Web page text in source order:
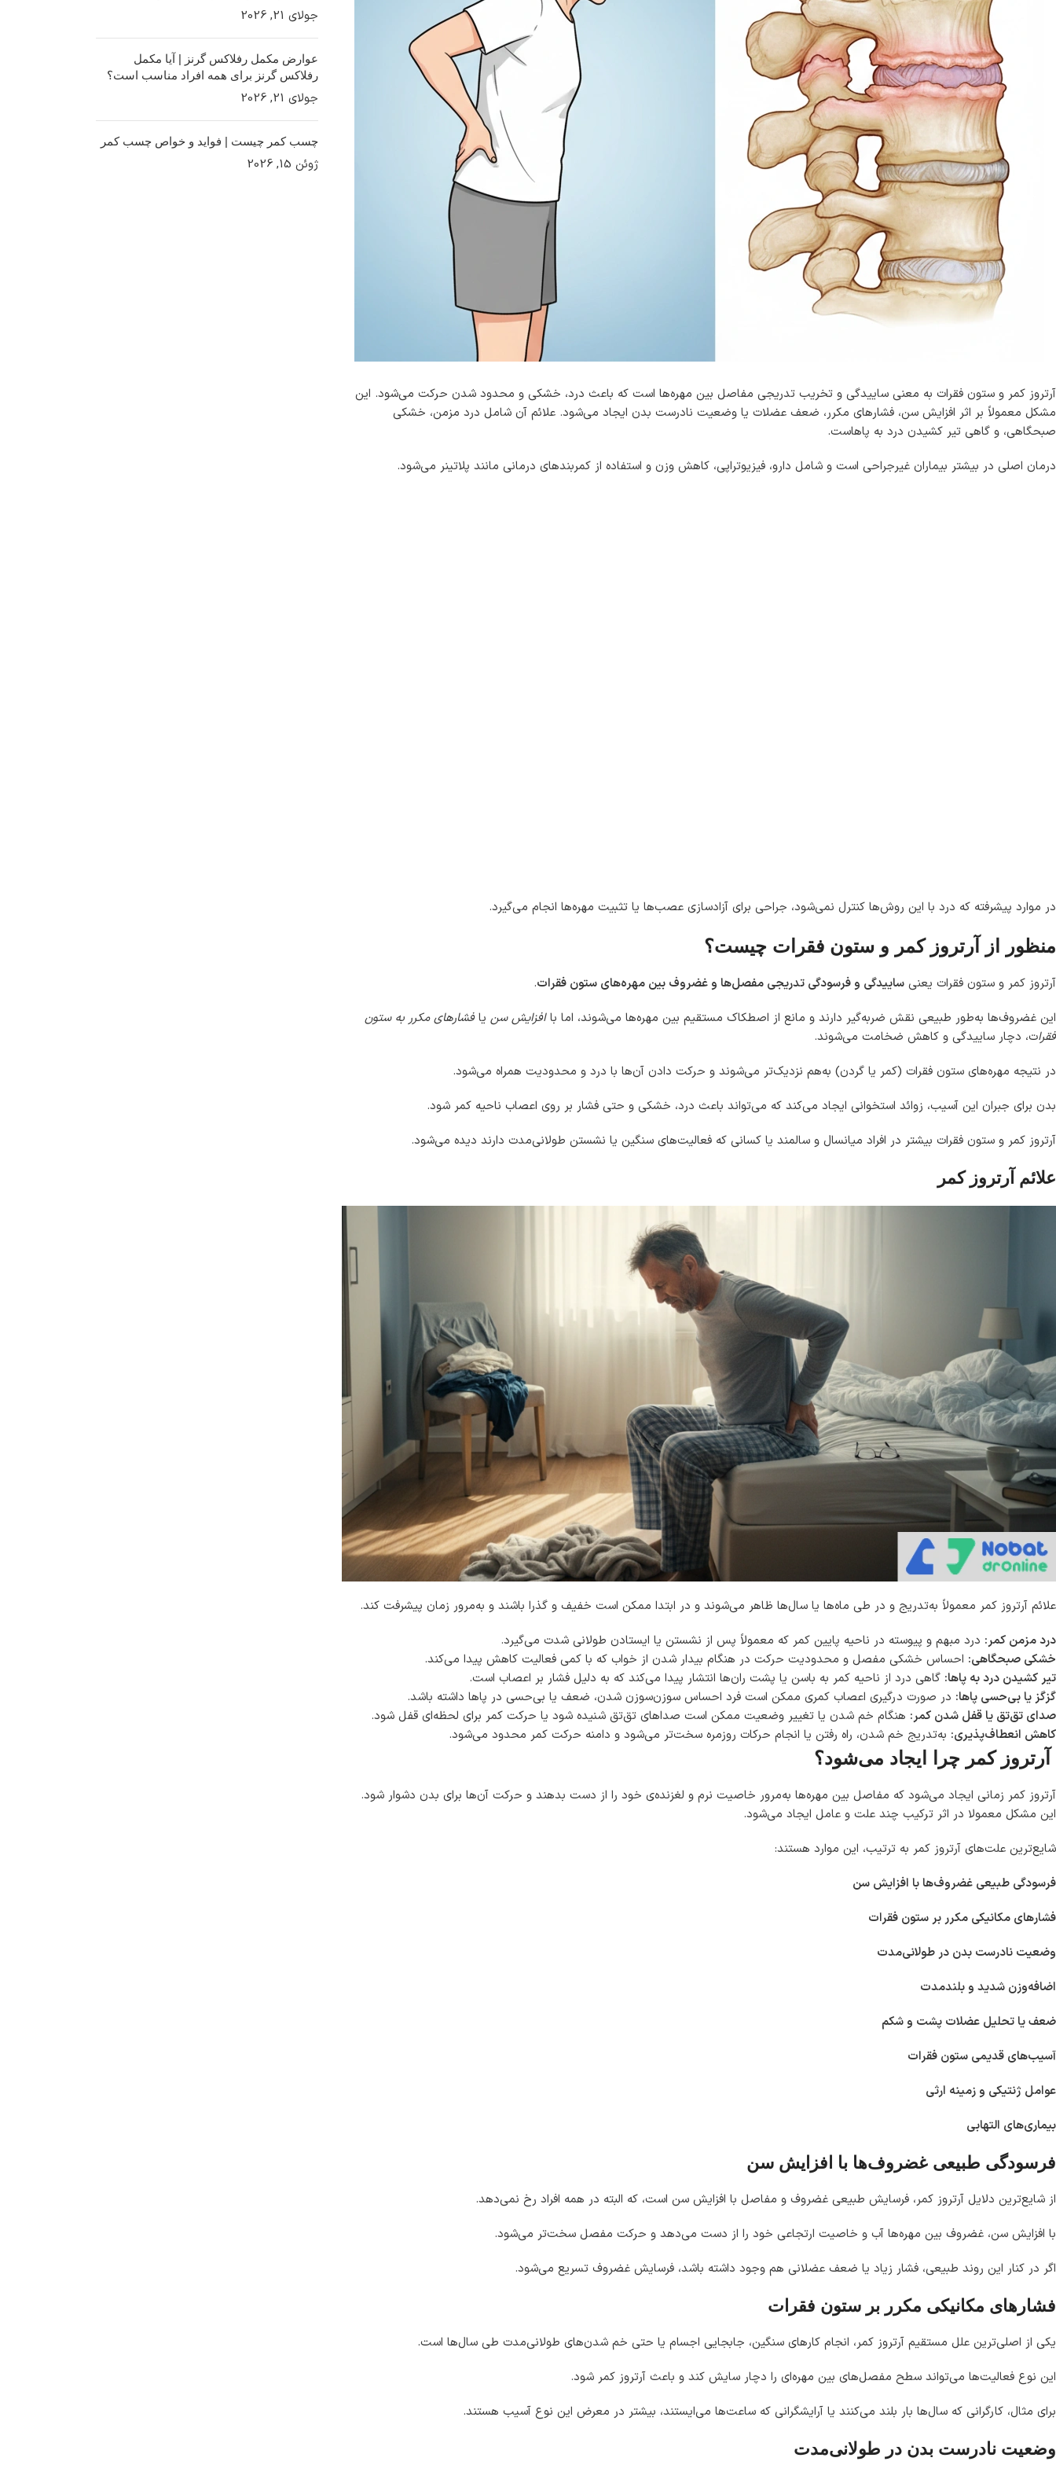
آرتروز کمر و ستون فقرات به معنی ساییدگی و تخریب تدریجی مفاصل بین مهره‌ها است که باعث درد، خشکی و محدود شدن حرکت می‌شود. این
مشکل معمولاً بر اثر افزایش سن، فشارهای مکرر، ضعف عضلات یا وضعیت نادرست بدن ایجاد می‌شود. علائم آن شامل درد مزمن، خشکی
صبحگاهی، و گاهی تیر کشیدن درد به پاهاست.
درمان اصلی در بیشتر بیماران غیرجراحی است و شامل دارو، فیزیوتراپی، کاهش وزن و استفاده از کمربندهای درمانی مانند پلاتینر می‌شود.
در موارد پیشرفته که درد با این روش‌ها کنترل نمی‌شود، جراحی برای آزادسازی عصب‌ها یا تثبیت مهره‌ها انجام می‌گیرد.
منظور از آرتروز کمر و ستون فقرات چیست؟
آرتروز کمر و ستون فقرات یعنی ساییدگی و فرسودگی تدریجی مفصل‌ها و غضروف بین مهره‌های ستون فقرات.
این غضروف‌ها به‌طور طبیعی نقش ضربه‌گیر دارند و مانع از اصطکاک مستقیم بین مهره‌ها می‌شوند، اما باافزایش سن یافشارهای مکرر به ستون
فقرات، دچار ساییدگی و کاهش ضخامت می‌شوند.
در نتیجه مهره‌های ستون فقرات (کمر یا گردن) به‌هم نزدیک‌تر می‌شوند و حرکت دادن آن‌ها با درد و محدودیت همراه می‌شود.
بدن برای جبران این آسیب، زوائد استخوانی ایجاد می‌کند که می‌تواند باعث درد، خشکی و حتی فشار بر روی اعصاب ناحیه کمر شود.
آرتروز کمر و ستون فقرات بیشتر در افراد میانسال و سالمند یا کسانی که فعالیت‌های سنگین یا نشستن طولانی‌مدت دارند دیده می‌شود.
علائم آرتروز کمر
علائم آرتروز کمر معمولاً به‌تدریج و در طی ماه‌ها یا سال‌ها ظاهر می‌شوند و در ابتدا ممکن است خفیف و گذرا باشند و به‌مرور زمان پیشرفت کند.
درد مزمن کمر: درد مبهم و پیوسته در ناحیه پایین کمر که معمولاً پس از نشستن یا ایستادن طولانی شدت می‌گیرد.
خشکی صبحگاهی: احساس خشکی مفصل و محدودیت حرکت در هنگام بیدار شدن از خواب که با کمی فعالیت کاهش پیدا می‌کند.
تیر کشیدن درد به پاها: گاهی درد از ناحیه کمر به باسن یا پشت ران‌ها انتشار پیدا می‌کند که به دلیل فشار بر اعصاب است.
گزگز یا بی‌حسی پاها: در صورت درگیری اعصاب کمری ممکن است فرد احساس سوزن‌سوزن شدن، ضعف یا بی‌حسی در پاها داشته باشد.
صدای تق‌تق یا قفل شدن کمر: هنگام خم شدن یا تغییر وضعیت ممکن است صداهای تق‌تق شنیده شود یا حرکت کمر برای لحظه‌ای قفل شود.
کاهش انعطاف‌پذیری: به‌تدریج خم شدن، راه رفتن یا انجام حرکات روزمره سخت‌تر می‌شود و دامنه حرکت کمر محدود می‌شود.
آرتروز کمر چرا ایجاد می‌شود؟
آرتروز کمر زمانی ایجاد می‌شود که مفاصل بین مهره‌ها به‌مرور خاصیت نرم و لغزنده‌ی خود را از دست بدهند و حرکت آن‌ها برای بدن دشوار شود.
این مشکل معمولا در اثر ترکیب چند علت و عامل ایجاد می‌شود.
شایع‌ترین علت‌های آرتروز کمر به ترتیب، این موارد هستند:
فرسودگی طبیعی غضروف‌ها با افزایش سن
فشارهای مکانیکی مکرر بر ستون فقرات
وضعیت نادرست بدن در طولانی‌مدت
اضافه‌وزن شدید و بلندمدت
ضعف یا تحلیل عضلات پشت و شکم
آسیب‌های قدیمی ستون فقرات
عوامل ژنتیکی و زمینه ارثی
بیماری‌های التهابی
فرسودگی طبیعی غضروف‌ها با افزایش سن
از شایع‌ترین دلایل آرتروز کمر، فرسایش طبیعی غضروف و مفاصل با افزایش سن است، که البته در همه افراد رخ نمی‌دهد.
با افزایش سن، غضروف بین مهره‌ها آب و خاصیت ارتجاعی خود را از دست می‌دهد و حرکت مفصل سخت‌تر می‌شود.
اگر در کنار این روند طبیعی، فشار زیاد یا ضعف عضلانی هم وجود داشته باشد، فرسایش غضروف تسریع می‌شود.
فشارهای مکانیکی مکرر بر ستون فقرات
یکی از اصلی‌ترین علل مستقیم آرتروز کمر، انجام کارهای سنگین، جابجایی اجسام یا حتی خم شدن‌های طولانی‌مدت طی سال‌ها است.
این نوع فعالیت‌ها می‌تواند سطح مفصل‌های بین مهره‌ای را دچار سایش کند و باعث آرتروز کمر شود.
برای مثال، کارگرانی که سال‌ها بار بلند می‌کنند یا آرایشگرانی که ساعت‌ها می‌ایستند، بیشتر در معرض این نوع آسیب هستند.
وضعیت نادرست بدن در طولانی‌مدت
جولای 21, 2026
عوارض مکمل رفلاکس گرنز | آیا مکمل
رفلاکس گرنز برای همه افراد مناسب است؟
جولای 21, 2026
چسب کمر چیست | فواید و خواص چسب کمر
ژوئن 15, 2026